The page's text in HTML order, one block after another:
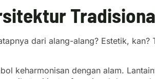
dari alang-alang? Estetik, kan?
keharmonisan dengan alam.